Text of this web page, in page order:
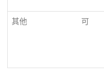
其他 可